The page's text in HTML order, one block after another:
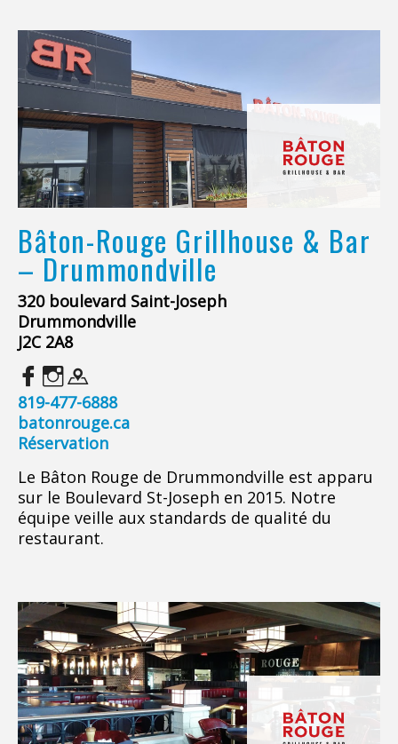
Bâton-Rouge Grillhouse & Bar
– Drummondville
320 boulevard Saint-Joseph
Drummondville
J2C 2A8
819-477-6888
batonrouge.ca
Réservation
Le Bâton Rouge de Drummondville est apparu
sur le Boulevard St-Joseph en 2015. Notre
équipe veille aux standards de qualité du
restaurant.